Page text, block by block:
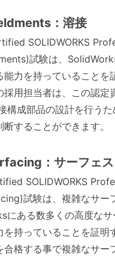
：溶接
SOLIDWORKS
試験は、
能力を持っていることを
採用担当者は、この認定
構成部品の設計を行うた
することができます。
：サーフェス
SOLIDWORKS
試験は、複雑なサー
にある数多くの高度なサ
を持っていることを証明
合格する事で複雑なサー